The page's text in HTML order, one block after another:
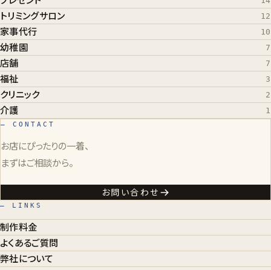
トリミングサロン 12
家事代行 10
幼稚園 7
店舗 7
福祉 3
クリニック 2
介護 1
— CONTACT
お店にぴったりの一着、
まずはご相談から。
お問い合わせ
— LINKS
制作料金
よくあるご質問
弊社について